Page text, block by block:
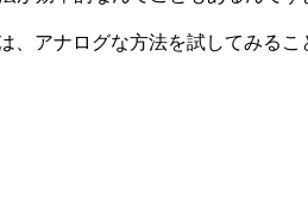
アナログな方法を試してみる